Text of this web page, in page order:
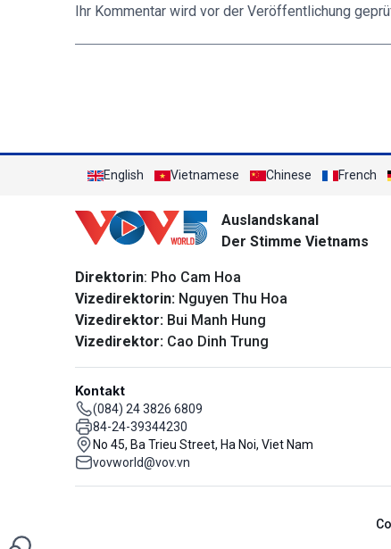
Ihr Kommentar wird vor der Veröffentlichung
English Vietnamese Chinese French
Auslandskanal
Der Stimme Vietnams
Direktorin: Pho Cam Hoa
Vizedirektorin: Nguyen Thu Hoa
Vizedirektor: Bui Manh Hung
Vizedirektor: Cao Dinh Trung
Kontakt
(084) 24 3826 6809
84-24-39344230
No 45, Ba Trieu Street, Ha Noi, Viet Nam
vovworld@vov.vn